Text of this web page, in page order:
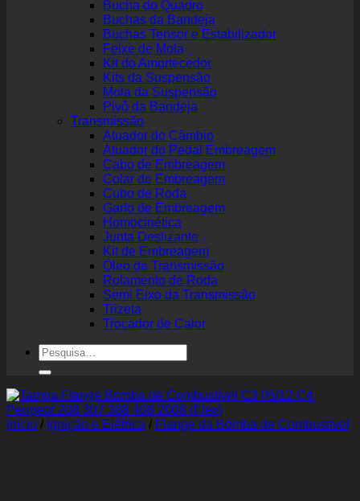
Bucha do Quadro
Buchas da Bandeja
Buchas Tensor e Estabilizador
Feixe de Mola
Kit do Amortecedor
Kits da Suspensão
Mola da Suspensão
Pivô da Bandeja
Transmissão
Atuador do Câmbio
Atuador do Pedal Embreagem
Cabo de Embreagem
Colar de Embreagem
Cubo de Roda
Garfo de Embreagem
Homocinética
Junta Deslizante
Kit de Embreagem
Óleo de Transmissão
Rolamento de Roda
Semi Eixo da Transmissão
Trizeta
Trocador de Calor
Pesquisar
por:
Início / Ignição e Elétrica / Flange da Bomba de Combustível